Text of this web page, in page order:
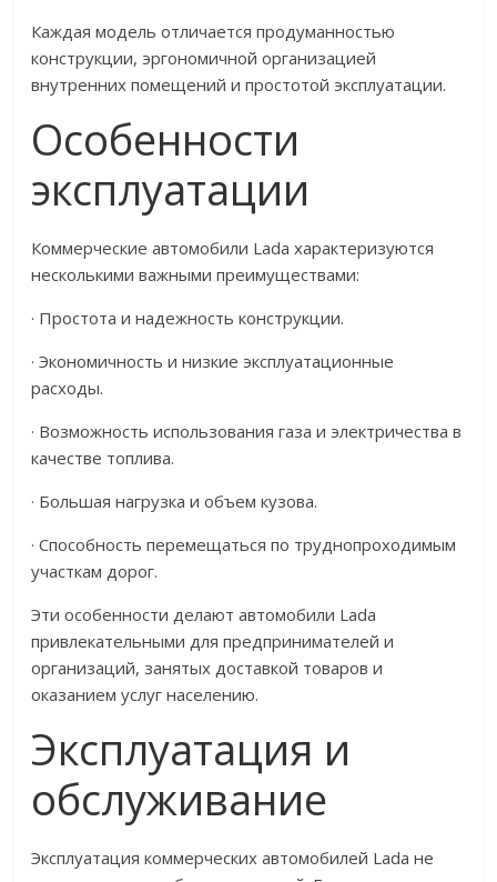
Каждая модель отличается продуманностью
конструкции, эргономичной организацией
внутренних помещений и простотой эксплуатации.
Особенности
эксплуатации
Коммерческие автомобили Lada характеризуются
несколькими важными преимуществами:
· Простота и надежность конструкции.
· Экономичность и низкие эксплуатационные
расходы.
· Возможность использования газа и электричества в
качестве топлива.
· Большая нагрузка и объем кузова.
· Способность перемещаться по труднопроходимым
участкам дорог.
Эти особенности делают автомобили Lada
привлекательными для предпринимателей и
организаций, занятых доставкой товаров и
оказанием услуг населению.
Эксплуатация и
обслуживание
Эксплуатация коммерческих автомобилей Lada не